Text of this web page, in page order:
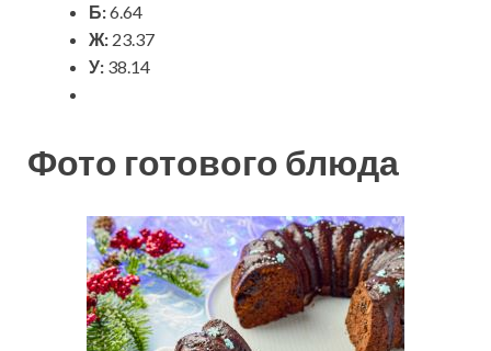
Б:6.64
Ж: 23.37
У: 38.14
Фото готового блюда